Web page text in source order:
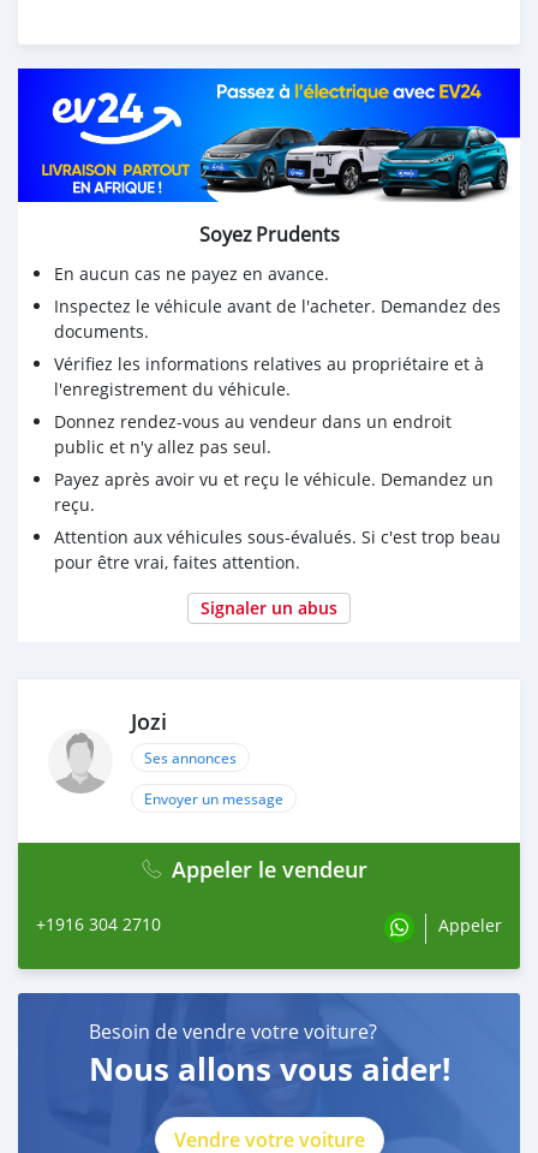
Soyez Prudents
En aucun cas ne payez en avance.
Inspectez le véhicule avant de l'acheter. Demandez des
documents.
Vérifiez les informations relatives au propriétaire et à
l'enregistrement du véhicule.
Donnez rendez-vous au vendeur dans un endroit
public et n'y allez pas seul.
Payez après avoir vu et reçu le véhicule. Demandez un
reçu.
Attention aux véhicules sous-évalués. Si c'est trop beau
pour être vrai, faites attention.
Signaler un abus
Jozi
Ses annonces
Envoyer un message
Appeler le vendeur
+1916 304 2710 Appeler
Besoin de vendre votre voiture?
Nous allons vous aider!
Vendre votre voiture